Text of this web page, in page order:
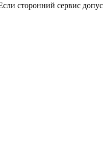
сторонний сервис